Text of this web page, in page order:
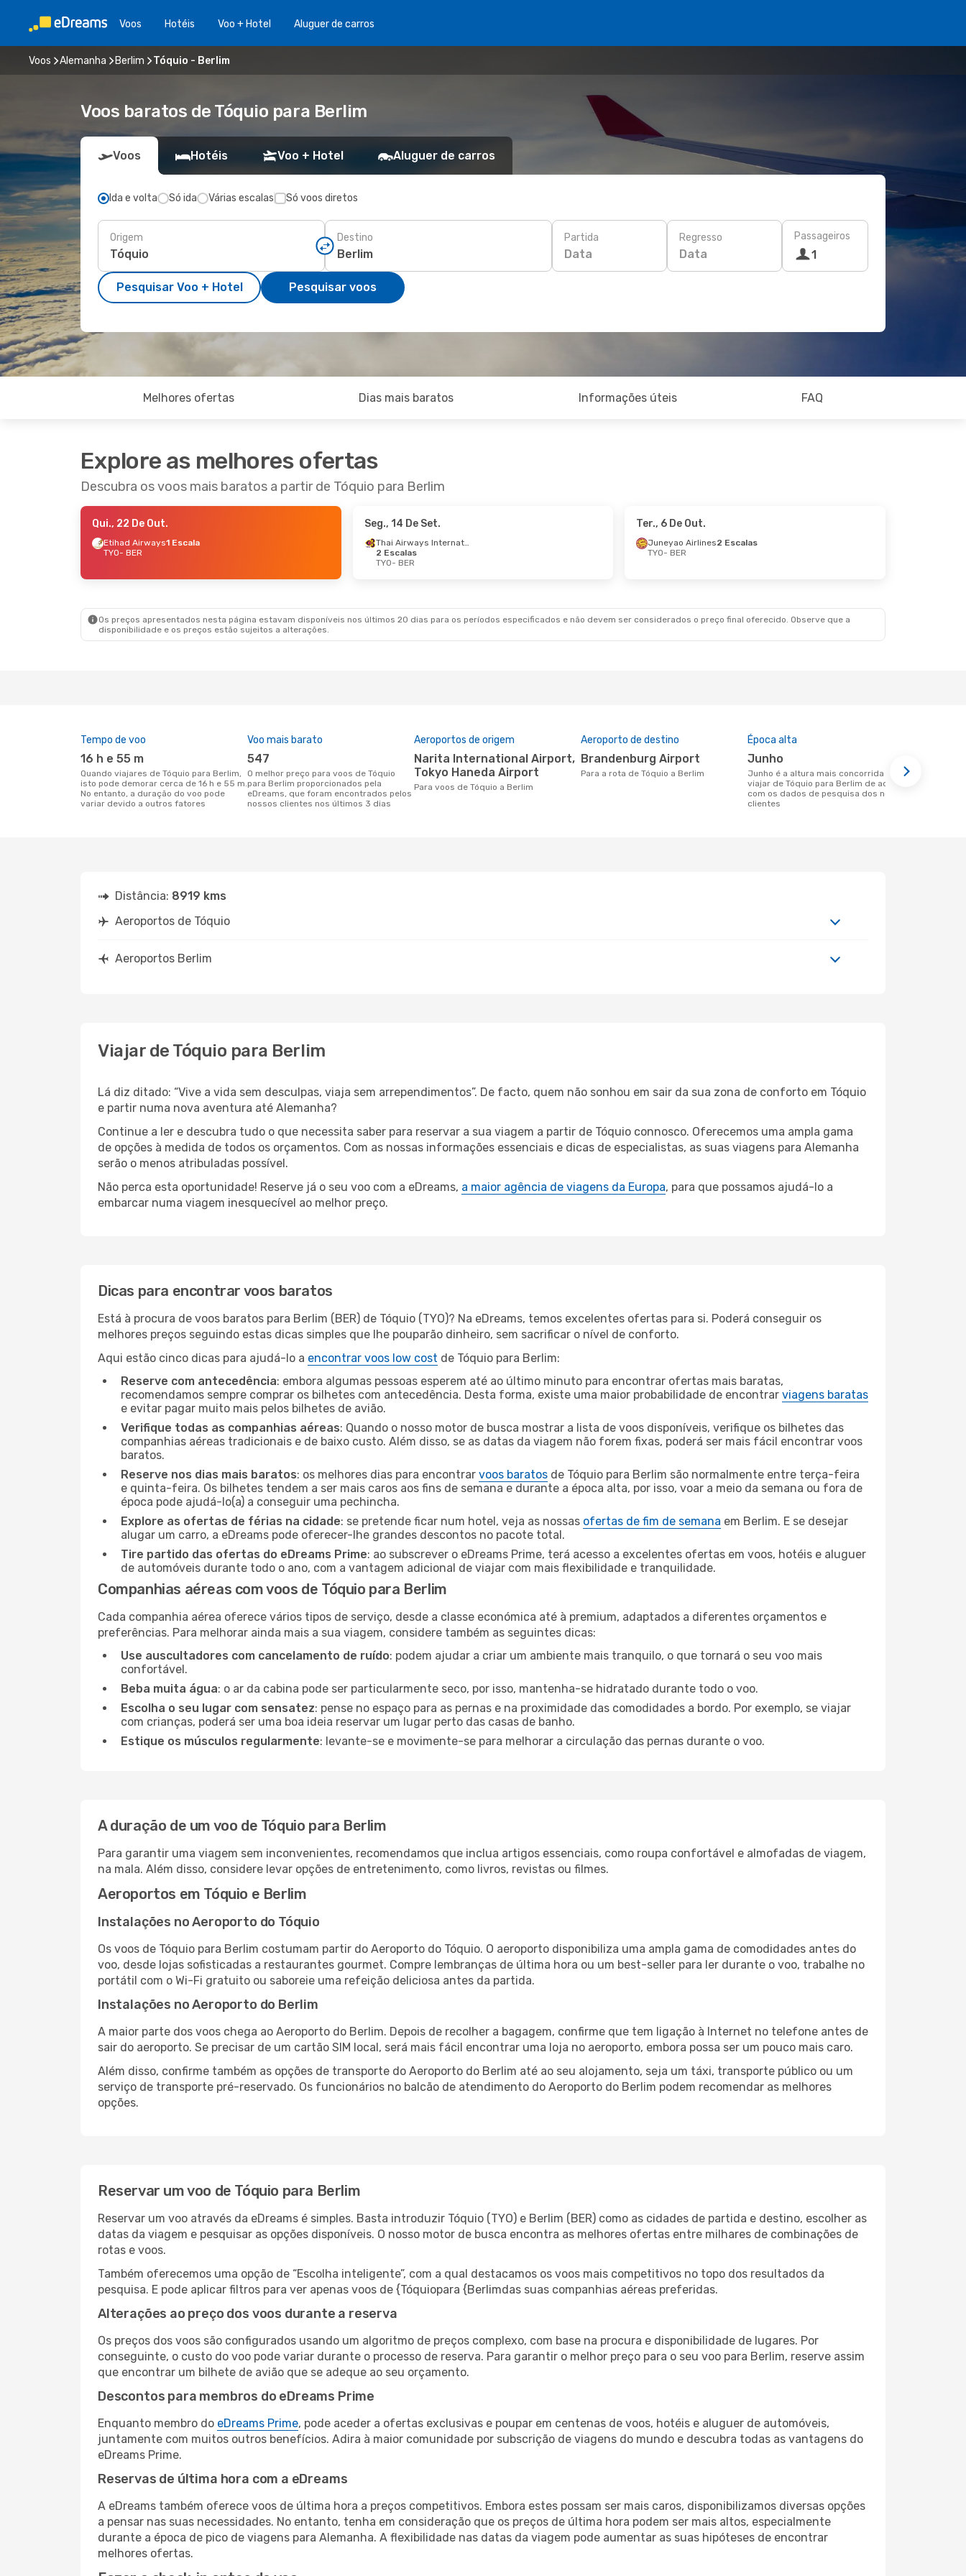
Voos Hotéis Voo + Hotel Aluguer de carros
Voos Alemanha Berlim Tóquio - Berlim
Voos baratos de Tóquio para Berlim
Voos Hotéis Voo + Hotel Aluguer de carros
Ida e volta Só ida Várias escalas Só voos diretos
Origem Destino Partida
Data
Regresso
Data
Passageiros
1
Pesquisar Voo + Hotel Pesquisar voos
Melhores ofertas Dias mais baratos Informações úteis FAQ
Explore as melhores ofertas
Descubra os voos mais baratos a partir de Tóquio para Berlim
Qui., 22 De Out.
Etihad Airways1 Escala
TYO- BER
Seg., 14 De Set.
Thai Airways International
2 Escalas
TYO- BER
Ter., 6 De Out.
Juneyao Airlines2 Escalas
TYO- BER
Os preços apresentados nesta página estavam disponíveis nos últimos 20 dias para os períodos especificados e não devem ser considerados o preço final oferecido. Observe que a
disponibilidade e os preços estão sujeitos a alterações.
Tempo de voo
16 h e 55 m
Quando viajares de Tóquio para Berlim,
isto pode demorar cerca de 16 h e 55 m.
No entanto, a duração do voo pode
variar devido a outros fatores
Voo mais barato
547
O melhor preço para voos de Tóquio
para Berlim proporcionados pela
eDreams, que foram encontrados pelos
nossos clientes nos últimos 3 dias
Aeroportos de origem
Narita International Airport,
Tokyo Haneda Airport
Para voos de Tóquio a Berlim
Aeroporto de destino
Brandenburg Airport
Para a rota de Tóquio a Berlim
Época alta
junho
junho é a altura mais concorrida para
viajar de Tóquio para Berlim de acordo
com os dados de pesquisa dos nossos
clientes
Distância: 8919 kms
Aeroportos de Tóquio
Aeroportos Berlim
Viajar de Tóquio para Berlim
Lá diz ditado: “Vive a vida sem desculpas, viaja sem arrependimentos”. De facto, quem não sonhou em sair da sua zona de conforto em Tóquio
e partir numa nova aventura até Alemanha?
Continue a ler e descubra tudo o que necessita saber para reservar a sua viagem a partir de Tóquio connosco. Oferecemos uma ampla gama
de opções à medida de todos os orçamentos. Com as nossas informações essenciais e dicas de especialistas, as suas viagens para Alemanha
serão o menos atribuladas possível.
Não perca esta oportunidade! Reserve já o seu voo com a eDreams, a maior agência de viagens da Europa, para que possamos ajudá-lo a
embarcar numa viagem inesquecível ao melhor preço.
Dicas para encontrar voos baratos
Está à procura de voos baratos para Berlim (BER) de Tóquio (TYO)? Na eDreams, temos excelentes ofertas para si. Poderá conseguir os
melhores preços seguindo estas dicas simples que lhe pouparão dinheiro, sem sacrificar o nível de conforto.
Aqui estão cinco dicas para ajudá-lo a encontrar voos low cost de Tóquio para Berlim:
Reserve com antecedência: embora algumas pessoas esperem até ao último minuto para encontrar ofertas mais baratas,
recomendamos sempre comprar os bilhetes com antecedência. Desta forma, existe uma maior probabilidade de encontrar viagens baratas
e evitar pagar muito mais pelos bilhetes de avião.
Verifique todas as companhias aéreas: Quando o nosso motor de busca mostrar a lista de voos disponíveis, verifique os bilhetes das
companhias aéreas tradicionais e de baixo custo. Além disso, se as datas da viagem não forem fixas, poderá ser mais fácil encontrar voos
baratos.
Reserve nos dias mais baratos: os melhores dias para encontrar voos baratos de Tóquio para Berlim são normalmente entre terça-feira
e quinta-feira. Os bilhetes tendem a ser mais caros aos fins de semana e durante a época alta, por isso, voar a meio da semana ou fora de
época pode ajudá-lo(a) a conseguir uma pechincha.
Explore as ofertas de férias na cidade: se pretende ficar num hotel, veja as nossas ofertas de fim de semana em Berlim. E se desejar
alugar um carro, a eDreams pode oferecer-lhe grandes descontos no pacote total.
Tire partido das ofertas do eDreams Prime: ao subscrever o eDreams Prime, terá acesso a excelentes ofertas em voos, hotéis e aluguer
de automóveis durante todo o ano, com a vantagem adicional de viajar com mais flexibilidade e tranquilidade.
Companhias aéreas com voos de Tóquio para Berlim
Cada companhia aérea oferece vários tipos de serviço, desde a classe económica até à premium, adaptados a diferentes orçamentos e
preferências. Para melhorar ainda mais a sua viagem, considere também as seguintes dicas:
Use auscultadores com cancelamento de ruído: podem ajudar a criar um ambiente mais tranquilo, o que tornará o seu voo mais
confortável.
Beba muita água: o ar da cabina pode ser particularmente seco, por isso, mantenha-se hidratado durante todo o voo.
Escolha o seu lugar com sensatez: pense no espaço para as pernas e na proximidade das comodidades a bordo. Por exemplo, se viajar
com crianças, poderá ser uma boa ideia reservar um lugar perto das casas de banho.
Estique os músculos regularmente: levante-se e movimente-se para melhorar a circulação das pernas durante o voo.
A duração de um voo de Tóquio para Berlim
Para garantir uma viagem sem inconvenientes, recomendamos que inclua artigos essenciais, como roupa confortável e almofadas de viagem,
na mala. Além disso, considere levar opções de entretenimento, como livros, revistas ou filmes.
Aeroportos em Tóquio e Berlim
Instalações no Aeroporto do Tóquio
Os voos de Tóquio para Berlim costumam partir do Aeroporto do Tóquio. O aeroporto disponibiliza uma ampla gama de comodidades antes do
voo, desde lojas sofisticadas a restaurantes gourmet. Compre lembranças de última hora ou um best-seller para ler durante o voo, trabalhe no
portátil com o Wi-Fi gratuito ou saboreie uma refeição deliciosa antes da partida.
Instalações no Aeroporto do Berlim
A maior parte dos voos chega ao Aeroporto do Berlim. Depois de recolher a bagagem, confirme que tem ligação à Internet no telefone antes de
sair do aeroporto. Se precisar de um cartão SIM local, será mais fácil encontrar uma loja no aeroporto, embora possa ser um pouco mais caro.
Além disso, confirme também as opções de transporte do Aeroporto do Berlim até ao seu alojamento, seja um táxi, transporte público ou um
serviço de transporte pré-reservado. Os funcionários no balcão de atendimento do Aeroporto do Berlim podem recomendar as melhores
opções.
Reservar um voo de Tóquio para Berlim
Reservar um voo através da eDreams é simples. Basta introduzir Tóquio (TYO) e Berlim (BER) como as cidades de partida e destino, escolher as
datas da viagem e pesquisar as opções disponíveis. O nosso motor de busca encontra as melhores ofertas entre milhares de combinações de
rotas e voos.
Também oferecemos uma opção de “Escolha inteligente”, com a qual destacamos os voos mais competitivos no topo dos resultados da
pesquisa. E pode aplicar filtros para ver apenas voos de {Tóquiopara {Berlimdas suas companhias aéreas preferidas.
Alterações ao preço dos voos durante a reserva
Os preços dos voos são configurados usando um algoritmo de preços complexo, com base na procura e disponibilidade de lugares. Por
conseguinte, o custo do voo pode variar durante o processo de reserva. Para garantir o melhor preço para o seu voo para Berlim, reserve assim
que encontrar um bilhete de avião que se adeque ao seu orçamento.
Descontos para membros do eDreams Prime
Enquanto membro do eDreams Prime, pode aceder a ofertas exclusivas e poupar em centenas de voos, hotéis e aluguer de automóveis,
juntamente com muitos outros benefícios. Adira à maior comunidade por subscrição de viagens do mundo e descubra todas as vantagens do
eDreams Prime.
Reservas de última hora com a eDreams
A eDreams também oferece voos de última hora a preços competitivos. Embora estes possam ser mais caros, disponibilizamos diversas opções
a pensar nas suas necessidades. No entanto, tenha em consideração que os preços de última hora podem ser mais altos, especialmente
durante a época de pico de viagens para Alemanha. A flexibilidade nas datas da viagem pode aumentar as suas hipóteses de encontrar
melhores ofertas.